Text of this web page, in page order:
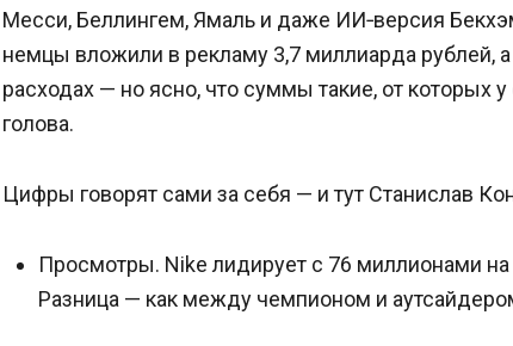
Месси, Беллингем, Ямаль и даже ИИ‑версия
немцы вложили в рекламу 3,7 миллиарда рублей,
расходах — но ясно, что суммы такие, от которых
голова.
Цифры говорят сами за себя — и тут Станислав
Просмотры. Nike лидирует с 76 миллионами на
Разница — как между чемпионом и